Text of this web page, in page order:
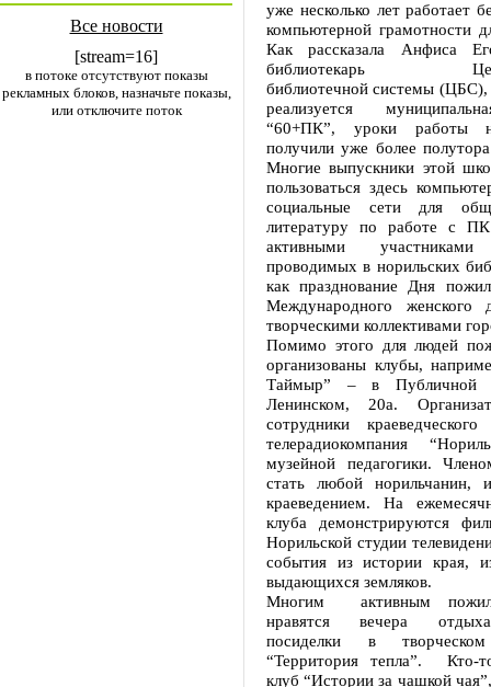
Все новости
[stream=16]
в потоке отсутствуют показы
рекламных блоков, назначьте показы,
или отключите поток
уже несколько лет работает
компьютерной грамотности
Как рассказала Анфиса
библиотекарь
библиотечной системы (ЦБС),
реализуется
“60+ПК”, уроки работы
получили уже более
Многие выпускники этой
пользоваться здесь
социальные сети для
литературу по работе с
активными участниками
проводимых в норильских
как празднование Дня
Международного женского
творческими коллективами
Помимо этого для людей
организованы клубы,
Таймыр” – в Публичной
Ленинском, 20а.
сотрудники
телерадиокомпания
музейной педагогики.
стать любой норильчанин,
краеведением. На
клуба демонстрируются
Норильской студии
события из истории края,
выдающихся земляков.
Многим активным
нравятся вечера
посиделки в
“Территория тепла”. Кто-
клуб “Истории за чашкой